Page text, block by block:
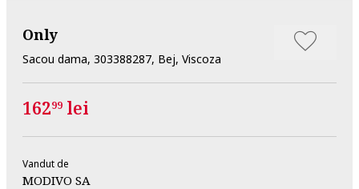
Only
Sacou dama, 303388287, Bej, Viscoza
16299 lei
Vandut de
MODIVO SA